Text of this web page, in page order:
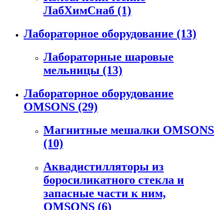
ЛабХимСнаб (1)
Лабораторное оборудование (13)
Лабораторные шаровые
мельницы (13)
Лабораторное оборудование
OMSONS (29)
Магнитные мешалки OMSONS
(10)
Аквадистилляторы из
боросиликатного стекла и
запасные части к ним,
OMSONS (6)